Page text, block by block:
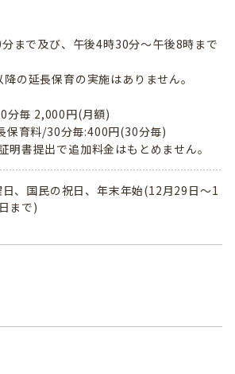
まで及び、午後4時30分～午後8時まで
の延長保育の実施はありません。
分毎 2,000円(月額)
保育料/30分毎:400円(30分毎)
書提出で追加料金はもとめません。
日、国民の祝日、年末年始(12月29日～1
まで)